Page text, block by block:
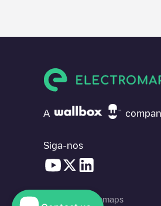
A
Siga-nos
© 2026 Electromaps